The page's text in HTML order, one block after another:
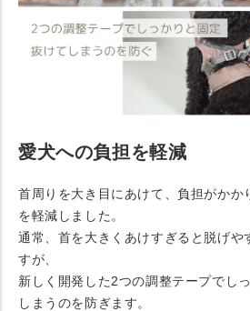
愛犬への負担を軽減
首周りを大き目にあけて、負担がかか
を軽減しました。
通常、首を大きくあけすぎると脱げや
すが、
新しく開発した2つの調整テープでし
しまうのを防ぎます。